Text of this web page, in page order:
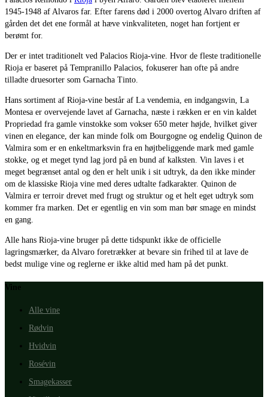
1945-1948 af Alvaros far. Efter farens død i 2000 overtog Alvaro driften af
gården det det ene formål at hæve vinkvaliteten, noget han fortjent er
berømt for.
Der er intet traditionelt ved Palacios Rioja-vine. Hvor de fleste traditionelle
Rioja er baseret på Tempranillo Palacios, fokuserer han ofte på andre
tilladte druesorter som Garnacha Tinto.
Hans sortiment af Rioja-vine består af La vendemia, en indgangsvin, La
Montesa er overvejende lavet af Garnacha, næste i rækken er en vin kaldet
Propriedad fra gamle vinstokke som vokser 650 meter højde, hvilket giver
vinen en elegance, der kan minde folk om Bourgogne og endelig Quinon de
Valmira som er en enkeltmarksvin fra en højtbeliggende mark med gamle
stokke, og et meget tynd lag jord på en bund af kalksten. Vin laves i et
meget begrænset antal og den er helt unik i sit udtryk, da den ikke minder
om de klassiske Rioja vine med deres udtalte fadkarakter. Quinon de
Valmira er terroir drevet med frugt og struktur og et helt eget udtryk som
kommer fra marken. Det er egentlig en vin som man bør smage en mindst
en gang.
Alle hans Rioja-vine bruger på dette tidspunkt ikke de officielle
lagringsmærker, da Alvaro foretrækker at bevare sin frihed til at lave de
bedst mulige vine og reglerne er ikke altid med ham på det punkt.
Vine
Alle vine
Rødvin
Hvidvin
Rosévin
Smagekasser